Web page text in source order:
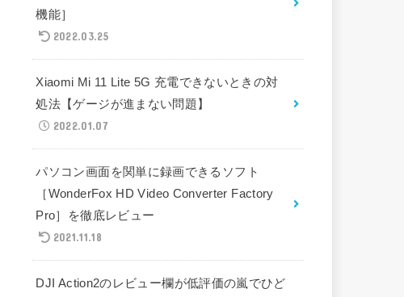
機能］
2022.03.25
Xiaomi Mi 11 Lite 5G 充電できないときの対
処法【ゲージが進まない問題】
2022.01.07
パソコン画面を関単に録画できるソフト
［WonderFox HD Video Converter Factory
Pro］を徹底レビュー
2021.11.18
DJI Action2のレビュー欄が低評価の嵐でひど